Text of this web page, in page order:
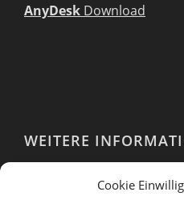
Cookie
AnyDesk Download
WEITERE